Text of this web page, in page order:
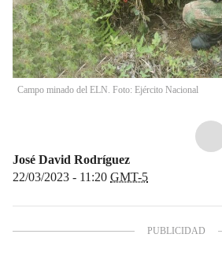
Campo minado del ELN. Foto: Ejército Nacional
José David Rodríguez
22/03/2023 - 11:20 GMT-5